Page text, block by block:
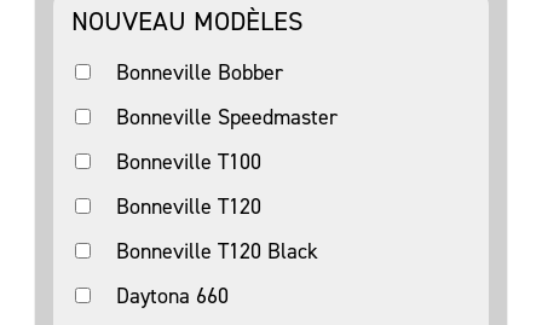
NOUVEAU MODÈLES
Bonneville Bobber
Bonneville Speedmaster
Bonneville T100
Bonneville T120
Bonneville T120 Black
Daytona 660